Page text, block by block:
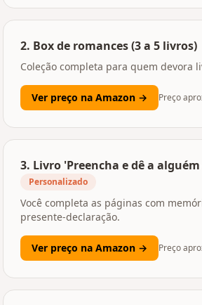
2. Box de romances (3 a 5 livros)
Coleção completa para quem devora
Ver preço na Amazon → Preço
3. Livro 'Preencha e dê a
Personalizado
Você completa as páginas com
presente-declaração.
Ver preço na Amazon → Preço